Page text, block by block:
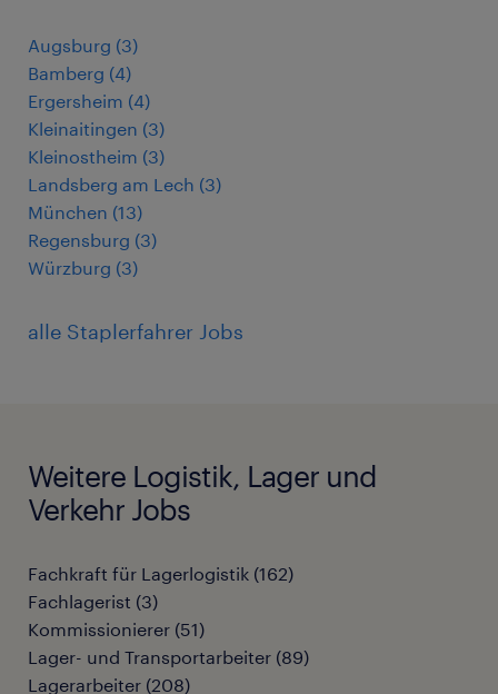
Augsburg (3)
Bamberg (4)
Ergersheim (4)
Kleinaitingen (3)
Kleinostheim (3)
Landsberg am Lech (3)
München (13)
Regensburg (3)
Würzburg (3)
alle Staplerfahrer Jobs
Weitere Logistik, Lager und
Verkehr Jobs
Fachkraft für Lagerlogistik (162)
Fachlagerist (3)
Kommissionierer (51)
Lager- und Transportarbeiter (89)
Lagerarbeiter (208)